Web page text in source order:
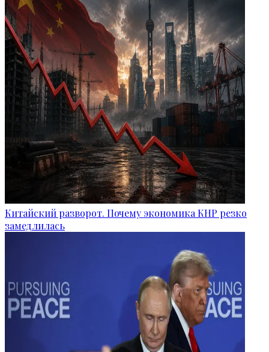
Китайский разворот. Почему экономика КНР резко
замедлилась